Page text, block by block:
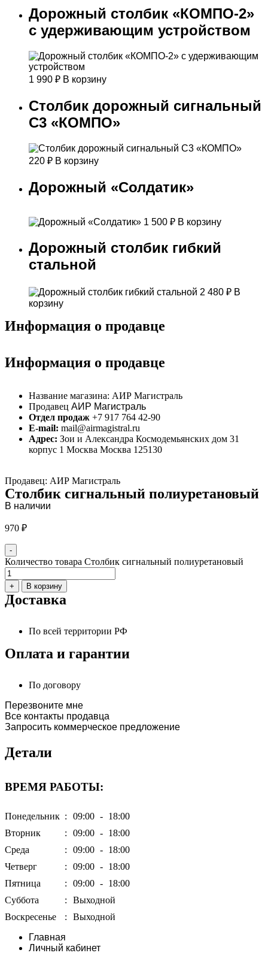
Дорожный столбик «КОМПО-2»
с удерживающим устройством
1 990 ₽ В корзину
Столбик дорожный сигнальный
С3 «КОМПО»
220 ₽ В корзину
Дорожный «Солдатик»
1 500 ₽ В корзину
Дорожный столбик гибкий
стальной
2 480 ₽ В
корзину
Информация о продавце
Информация о продавце
Название магазина: АИР Магистраль
Продавец АИР Магистраль
Отдел продаж +7 917 764 42-90
E-mail: mail@airmagistral.ru
Адрес: Зои и Александра Космодемьянских дом 31
корпус 1 Москва Москва 125130
Продавец: АИР Магистраль
Столбик сигнальный полиуретановый
В наличии
970 ₽
-
Количество товара Столбик сигнальный полиуретановый
+ В корзину
Доставка
По всей территории РФ
Оплата и гарантии
По договору
Перезвоните мне
Все контакты продавца
Запросить коммерческое предложение
Детали
ВРЕМЯ РАБОТЫ:
Понедельник : 09:00 - 18:00
Вторник
: 09:00 - 18:00
Среда
: 09:00 - 18:00
Четверг
: 09:00 - 18:00
Пятница
: 09:00 - 18:00
Суббота
:
Выходной
Воскресенье
:
Выходной
Главная
Личный кабинет